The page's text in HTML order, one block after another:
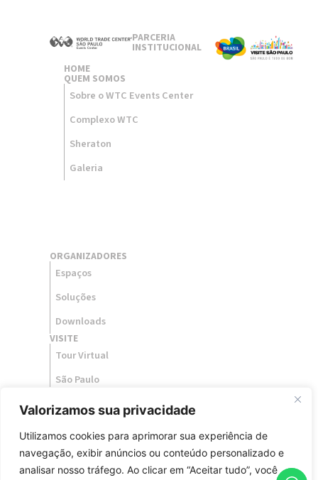
Valorizamos sua privacidade
Utilizamos cookies para aprimorar sua experiência de
navegação, exibir anúncios ou conteúdo personalizado e
analisar nosso tráfego. Ao clicar em “Aceitar tudo”, você
PARCERIA
INSTITUCIONAL
HOME
QUEM SOMOS
Sobre o WTC Events Center
Complexo WTC
Sheraton
Galeria
ORGANIZADORES
Espaços
Soluções
Downloads
VISITE
Tour Virtual
São Paulo
ESG
SOLICITE ORÇAMENTO
PORTAL DA TRANSPARÊNCIA
CANAL DE DENÚNCIAS
IMPRENSA